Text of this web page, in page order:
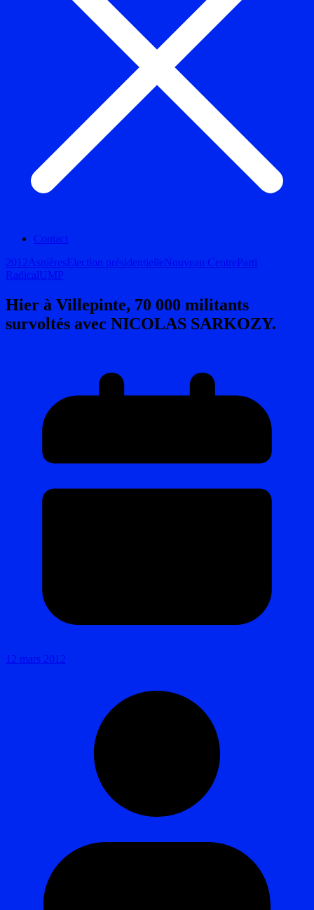
Contact
2012AsnièresElection présidentielleNouveau CentreParti
RadicalUMP
Hier à Villepinte, 70 000 militants
survoltés avec NICOLAS SARKOZY.
12 mars 2012